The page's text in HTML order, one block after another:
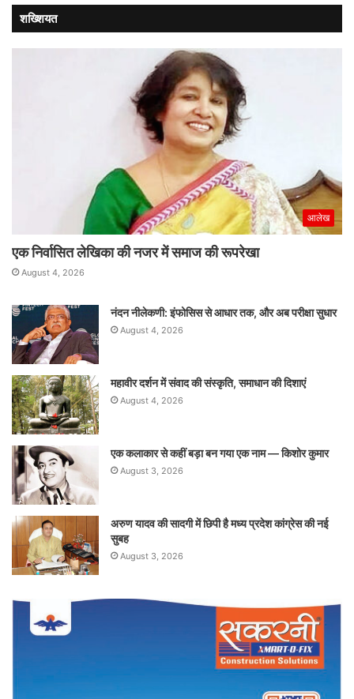
शख्शियत
आलेख
एक निर्वासित लेखिका की नजर में समाज की रूपरेखा
August 4, 2026
नंदन नीलेकणी: इंफोसिस से आधार तक, और अब परीक्षा सुधार
August 4, 2026
महावीर दर्शन में संवाद की संस्कृति, समाधान की दिशाएं
August 4, 2026
एक कलाकार से कहीं बड़ा बन गया एक नाम — किशोर कुमार
August 3, 2026
अरुण यादव की सादगी में छिपी है मध्य प्रदेश कांग्रेस की नई
सुबह
August 3, 2026